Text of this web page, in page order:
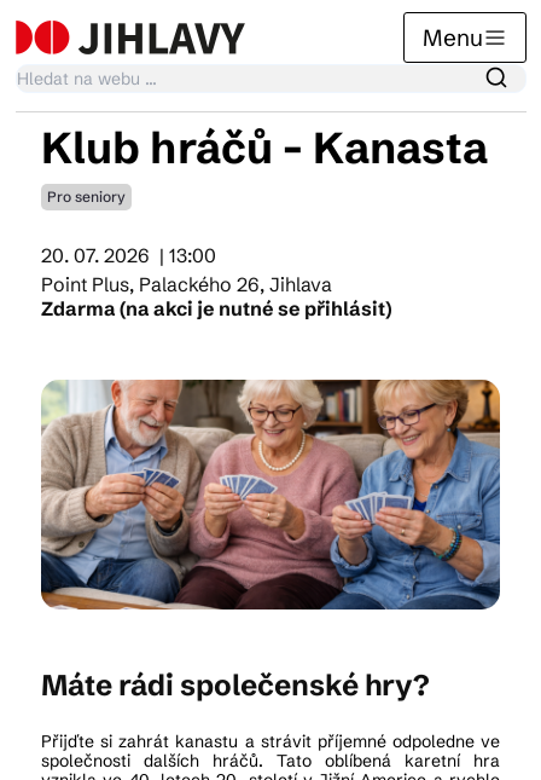
Menu
Kalendář akcí
Tradiční akce
Suvenýry
Praktické info
Klub hráčů - Kanasta
Pro seniory
20. 07. 2026 | 13:00
Point Plus, Palackého 26, Jihlava
Zdarma (na akci je nutné se přihlásit)
Máte rádi společenské hry?
Přijďte si zahrát kanastu a strávit příjemné odpoledne ve
společnosti dalších hráčů. Tato oblíbená karetní hra